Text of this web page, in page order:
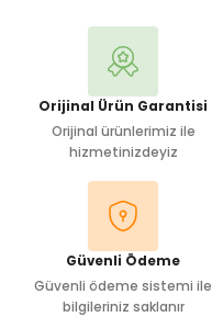
Orijinal Ürün Garantisi
Orijinal ürünlerimiz ile
hizmetinizdeyiz
Güvenli Ödeme
Güvenli ödeme sistemi ile
bilgileriniz saklanır